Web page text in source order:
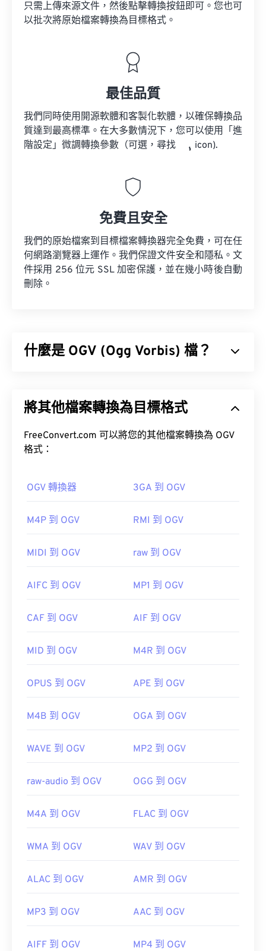
只需上傳來源文件，然後點擊轉換按鈕即可。您也可
以批次將原始檔案轉換為目標格式。
最佳品質
我們同時使用開源軟體和客製化軟體，以確保轉換品
質達到最高標準。在大多數情況下，您可以使用「進
階設定」微調轉換參數（可選，尋找
icon).
免費且安全
我們的原始檔案到目標檔案轉換器完全免費，可在任
何網路瀏覽器上運作。我們保證文件安全和隱私。文
件採用 256 位元 SSL 加密保護，並在幾小時後自動
刪除。
什麼是 OGV (Ogg Vorbis) 檔？
碼器家族的一部分，由非營利組織Xiph.Org 基金會
分複用 (TDM)音訊、視訊、文字（字幕）和元資
料。
如何開啟 OGV 檔案？
VLC 媒體播放器 是開啟 OGV 檔案的最佳選擇。
Winamp
OGV 可以在Windows Media PlayerWindows Media
href="https://www.xiph.org/dshow/">DirectShow
DirectShow 的，則無需此過濾器。
開發者： Xiph.Org 基金會
https://en.wikipedia.org/wiki/Ogg
將其他檔案轉換為目標格式
FreeConvert.com 可以將您的其他檔案轉換為 OGV
格式：
OGV 轉換器 3GA 到 OGV
M4P 到 OGV RMI 到 OGV
MIDI 到 OGV raw 到 OGV
AIFC 到 OGV MP1 到 OGV
CAF 到 OGV AIF 到 OGV
MID 到 OGV M4R 到 OGV
OPUS 到 OGV APE 到 OGV
M4B 到 OGV OGA 到 OGV
WAVE 到 OGV MP2 到 OGV
raw-audio 到 OGV OGG 到 OGV
M4A 到 OGV FLAC 到 OGV
WMA 到 OGV WAV 到 OGV
ALAC 到 OGV AMR 到 OGV
MP3 到 OGV AAC 到 OGV
AIFF 到 OGV MP4 到 OGV